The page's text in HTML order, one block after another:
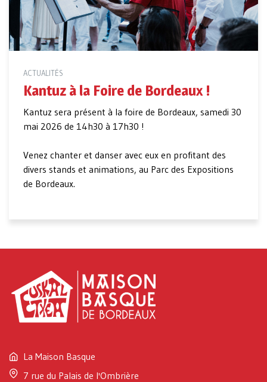
ACTUALITÉS
Kantuz à la Foire de Bordeaux !
Kantuz sera présent à la foire de Bordeaux, samedi 30
mai 2026 de 14h30 à 17h30 !
Venez chanter et danser avec eux en profitant des
divers stands et animations, au Parc des Expositions
de Bordeaux.
La Maison Basque
7 rue du Palais de l'Ombrière